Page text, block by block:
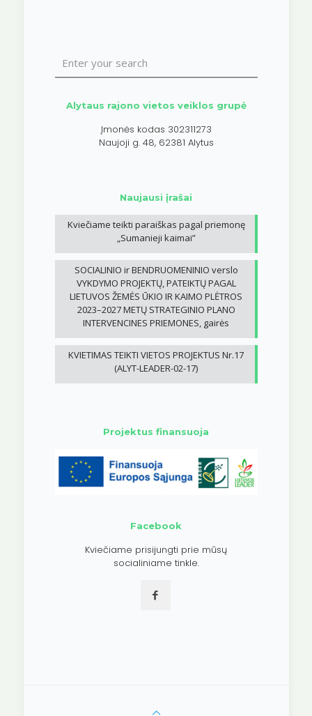
Alytaus rajono vietos veiklos grupė
Įmonės kodas 302311273
Naujoji g. 48, 62381 Alytus
Naujausi įrašai
Kviečiame teikti paraiškas pagal priemonę
„Sumanieji kaimai”
SOCIALINIO ir BENDRUOMENINIO verslo
VYKDYMO PROJEKTŲ, PATEIKTŲ PAGAL
LIETUVOS ŽEMĖS ŪKIO IR KAIMO PLĖTROS
2023–2027 METŲ STRATEGINIO PLANO
INTERVENCINES PRIEMONES, gairės
KVIETIMAS TEIKTI VIETOS PROJEKTUS Nr.17
(ALYT-LEADER-02-17)
Projektus finansuoja
Facebook
Kviečiame prisijungti prie mūsų
socialiniame tinkle.